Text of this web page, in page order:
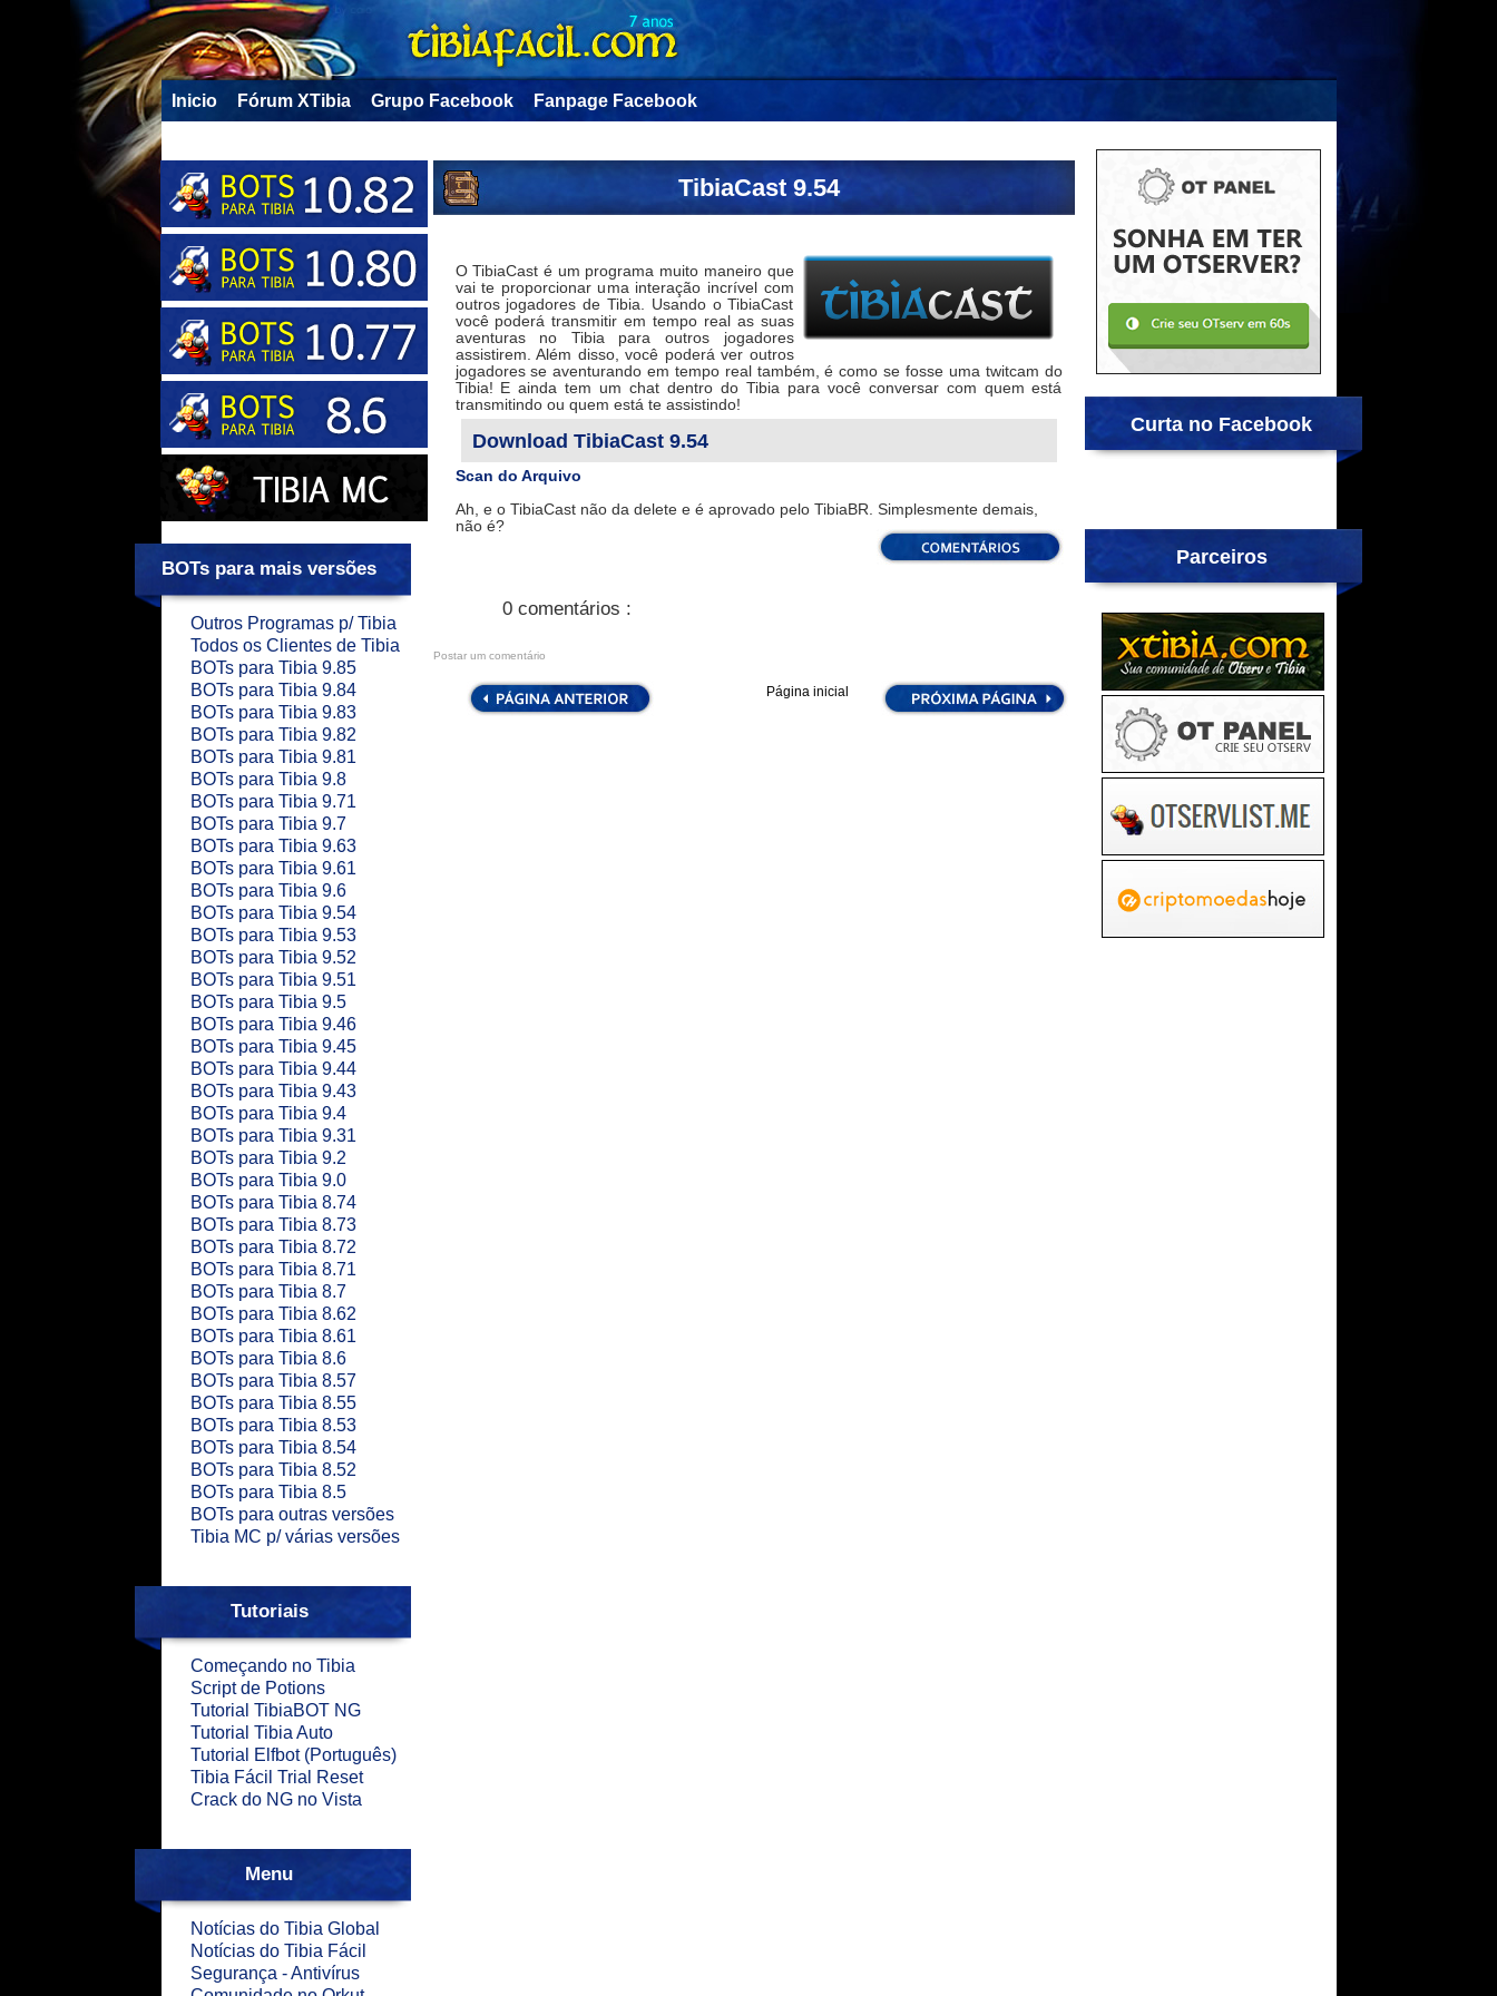
Inicio Fórum XTibia Grupo Facebook Fanpage Facebook
BOTs para mais versões
Outros Programas p/ Tibia
Todos os Clientes de Tibia
BOTs para Tibia 9.85
BOTs para Tibia 9.84
BOTs para Tibia 9.83
BOTs para Tibia 9.82
BOTs para Tibia 9.81
BOTs para Tibia 9.8
BOTs para Tibia 9.71
BOTs para Tibia 9.7
BOTs para Tibia 9.63
BOTs para Tibia 9.61
BOTs para Tibia 9.6
BOTs para Tibia 9.54
BOTs para Tibia 9.53
BOTs para Tibia 9.52
BOTs para Tibia 9.51
BOTs para Tibia 9.5
BOTs para Tibia 9.46
BOTs para Tibia 9.45
BOTs para Tibia 9.44
BOTs para Tibia 9.43
BOTs para Tibia 9.4
BOTs para Tibia 9.31
BOTs para Tibia 9.2
BOTs para Tibia 9.0
BOTs para Tibia 8.74
BOTs para Tibia 8.73
BOTs para Tibia 8.72
BOTs para Tibia 8.71
BOTs para Tibia 8.7
BOTs para Tibia 8.62
BOTs para Tibia 8.61
BOTs para Tibia 8.6
BOTs para Tibia 8.57
BOTs para Tibia 8.55
BOTs para Tibia 8.53
BOTs para Tibia 8.54
BOTs para Tibia 8.52
BOTs para Tibia 8.5
BOTs para outras versões
Tibia MC p/ várias versões
Tutoriais
Começando no Tibia
Script de Potions
Tutorial TibiaBOT NG
Tutorial Tibia Auto
Tutorial Elfbot (Português)
Tibia Fácil Trial Reset
Crack do NG no Vista
Menu
Notícias do Tibia Global
Notícias do Tibia Fácil
Segurança - Antivírus
TibiaCast 9.54
O TibiaCast é um programa muito maneiro que
vai te proporcionar uma interação incrível com
outros jogadores de Tibia. Usando o TibiaCast
você poderá transmitir em tempo real as suas
aventuras no Tibia para outros jogadores
assistirem. Além disso, você poderá ver outros
jogadores se aventurando em tempo real também, é como se fosse uma twitcam do
Tibia! E ainda tem um chat dentro do Tibia para você conversar com quem está
transmitindo ou quem está te assistindo!
Download TibiaCast 9.54
Scan do Arquivo
Ah, e o TibiaCast não da delete e é aprovado pelo TibiaBR. Simplesmente demais,
não é?
0 comentários :
Postar um comentário
Página inicial
Curta no Facebook
Parceiros